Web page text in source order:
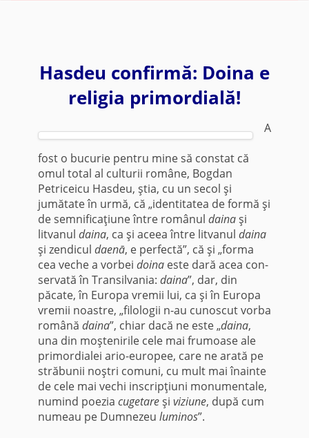
Hasdeu confirmă: Doina e
religia primordială!
A
fost o bucurie pentru mine să constat că
omul total al culturii române, Bogdan
Petriceicu Hasdeu, ştia, cu un secol şi
jumătate în urmă, că „identitatea de formă şi
de semnificaţiune între românul dainaşi
litvanul daina, ca şi aceea între litvanul daina
şi zendicul daenā, e perfectă”, că şi „forma
cea veche a vorbei doinaeste dară acea con­
servată în Transilvania: daina”, dar, din
păcate, în Europa vremii lui, ca şi în Europa
vremii noastre, „filologii n-au cunoscut vorba
română daina”, chiar dacă ne este „daina,
una din moştenirile cele mai frumoase ale
primordialei ario-europee, care ne arată pe
străbunii noştri comuni, cu mult mai înainte
de cele mai vechi inscripţiuni mo­numentale,
numind poezia cugetareşi viziune, după cum
numeau pe Dumnezeu luminos”.